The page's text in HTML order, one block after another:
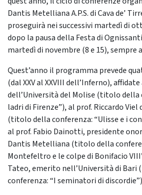
Dantis Metelliana A.P.S. di Cava de’
proseguirà nei successivi martedì di
dopo la pausa della Festa di
martedì di novembre (8 e 15), sempre
Quest’anno il programma prevede
(dal XXV al XXVIII dell’Inferno),
dell’Università del Molise (titolo della
ladri di Firenze”), al prof. Riccardo Viel
(titolo della conferenza: “Ulisse e i
al prof. Fabio Dainotti, presidente
Dantis Metelliana (titolo della
Montefeltro e le colpe di Bonifacio
Tateo, emerito nell’Università di
conferenza: “I seminatori di